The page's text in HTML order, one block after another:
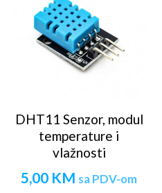
DHT11 Senzor, modul
temperature i
vlažnosti
5,00 KM sa PDV-om